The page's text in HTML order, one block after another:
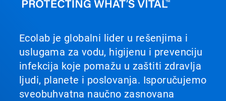
Ecolab je globalni lider u rešenjima i
uslugama za vodu, higijenu i prevenciju
infekcija koje pomažu u zaštiti zdravlja
ljudi, planete i poslovanja. Isporučujemo
sveobuhvatna naučno zasnovana